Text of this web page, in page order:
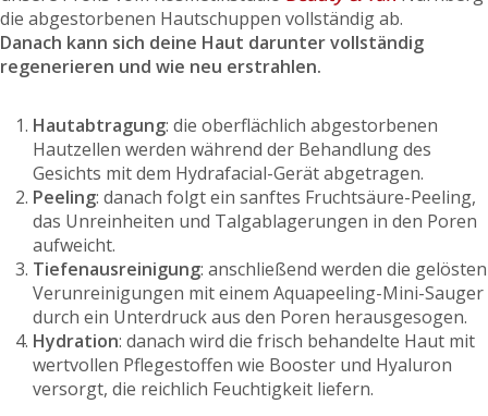
die abgestorbenen Hautschuppen vollständig ab.
Danach kann sich deine Haut darunter vollständig
regenerieren und wie neu erstrahlen.
Hautabtragung: die oberflächlich abgestorbenen
Hautzellen werden während der Behandlung des
Gesichts mit dem Hydrafacial-Gerät abgetragen.
Peeling: danach folgt ein sanftes Fruchtsäure-Peeling,
das Unreinheiten und Talgablagerungen in den Poren
aufweicht.
Tiefenausreinigung: anschließend werden die gelösten
Verunreinigungen mit einem Aquapeeling-Mini-Sauger
durch ein Unterdruck aus den Poren herausgesogen.
Hydration: danach wird die frisch behandelte Haut mit
wertvollen Pflegestoffen wie Booster und Hyaluron
versorgt, die reichlich Feuchtigkeit liefern.